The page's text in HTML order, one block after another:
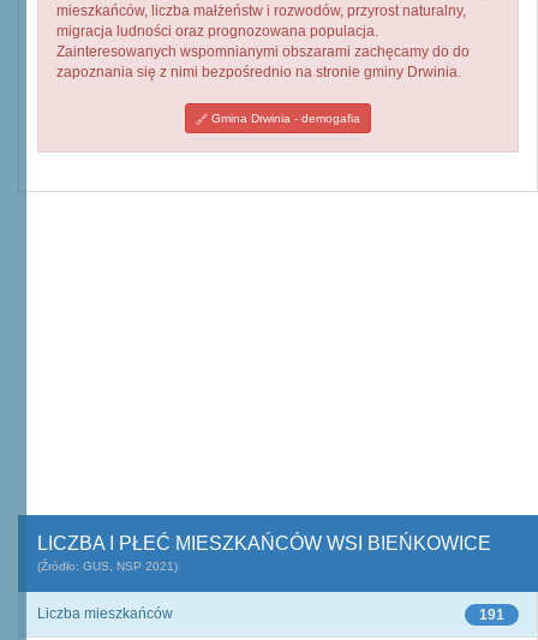
mieszkańców, liczba małżeństw i rozwodów, przyrost naturalny,
migracja ludności oraz prognozowana populacja.
Zainteresowanych wspomnianymi obszarami zachęcamy do do
zapoznania się z nimi bezpośrednio na stronie gminy Drwinia.
Gmina Drwinia - demogafia
LICZBA I PŁEĆ MIESZKAŃCÓW WSI BIEŃKOWICE
(Źródło: GUS, NSP 2021)
191
Liczba mieszkańców